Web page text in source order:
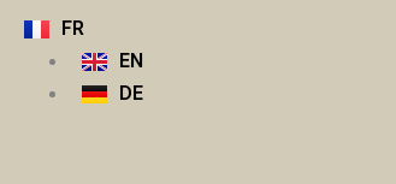
Aller
FR
EN
DE